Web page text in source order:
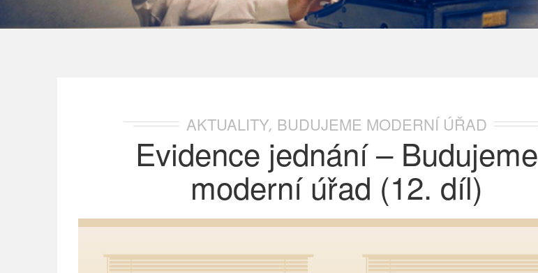
AKTUALITY, BUDUJEME MODERNÍ ÚŘAD
Evidence jednání – Budujeme
moderní úřad (12. díl)